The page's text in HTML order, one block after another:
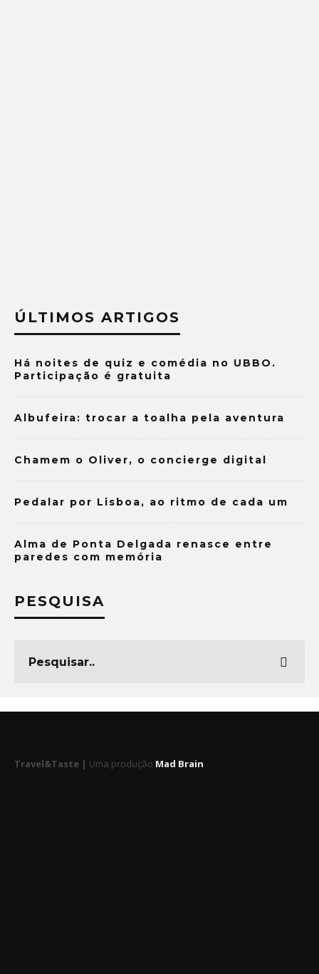
ÚLTIMOS ARTIGOS
Há noites de quiz e comédia no UBBO.
Participação é gratuita
Albufeira: trocar a toalha pela aventura
Chamem o Oliver, o concierge digital
Pedalar por Lisboa, ao ritmo de cada um
Alma de Ponta Delgada renasce entre
paredes com memória
PESQUISA
Travel&Taste | Uma produção Mad Brain